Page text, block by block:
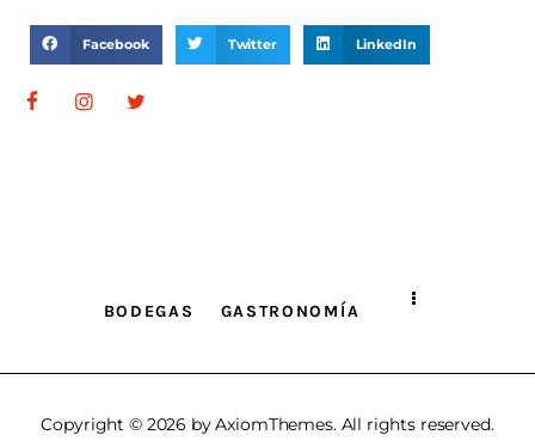
Facebook Twitter LinkedIn
BODEGAS GASTRONOMÍA
Copyright © 2026 by AxiomThemes. All rights reserved.